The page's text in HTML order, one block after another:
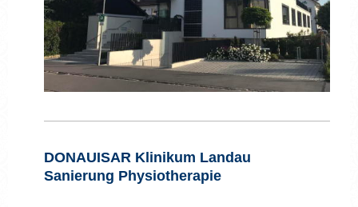
DONAUISAR Klinikum Landau
Sanierung Physiotherapie